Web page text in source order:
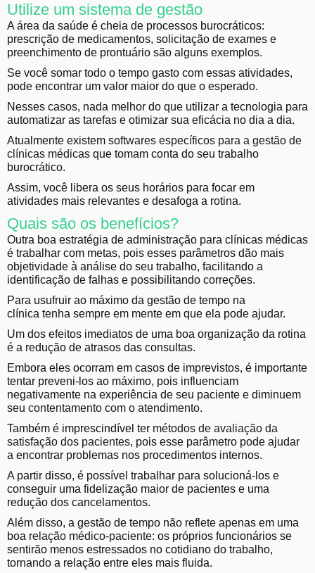
Utilize um sistema de gestão
A área da saúde é cheia de processos burocráticos:
prescrição de medicamentos, solicitação de exames e
preenchimento de prontuário são alguns exemplos.
Se você somar todo o tempo gasto com essas atividades,
pode encontrar um valor maior do que o esperado.
Nesses casos, nada melhor do que utilizar a tecnologia para
automatizar as tarefas e otimizar sua eficácia no dia a dia.
Atualmente existem softwares específicos para a gestão de
clínicas médicas que tomam conta do seu trabalho
burocrático.
Assim, você libera os seus horários para focar em
atividades mais relevantes e desafoga a rotina.
Quais são os benefícios?
Outra boa estratégia de administração para clínicas médicas
é trabalhar com metas, pois esses parâmetros dão mais
objetividade à análise do seu trabalho, facilitando a
identificação de falhas e possibilitando correções.
Para usufruir ao máximo da gestão de tempo na
clínica tenha sempre em mente em que ela pode ajudar.
Um dos efeitos imediatos de uma boa organização da rotina
é a redução de atrasos das consultas.
Embora eles ocorram em casos de imprevistos, é importante
tentar preveni-los ao máximo, pois influenciam
negativamente na experiência de seu paciente e diminuem
seu contentamento com o atendimento.
Também é imprescindível ter métodos de avaliação da
satisfação dos pacientes, pois esse parâmetro pode ajudar
a encontrar problemas nos procedimentos internos.
A partir disso, é possível trabalhar para solucioná-los e
conseguir uma fidelização maior de pacientes e uma
redução dos cancelamentos.
Além disso, a gestão de tempo não reflete apenas em uma
boa relação médico-paciente: os próprios funcionários se
sentirão menos estressados no cotidiano do trabalho,
tornando a relação entre eles mais fluida.